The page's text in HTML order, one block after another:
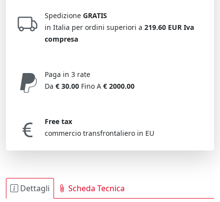
Spedizione GRATIS
in Italia per ordini superiori a 219.60 EUR Iva
compresa
Paga in 3 rate
Da € 30.00 Fino A € 2000.00
Free tax
commercio transfrontaliero in EU
Dettagli Scheda Tecnica